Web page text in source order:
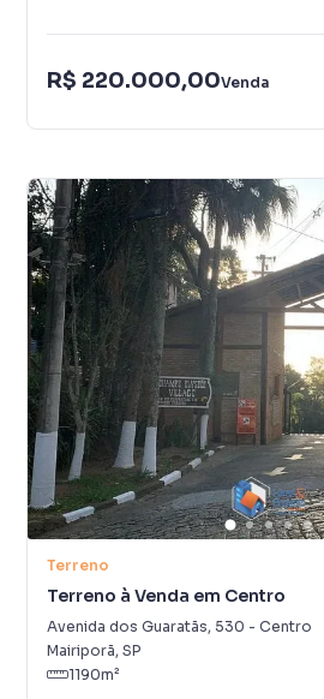
R$ 220.000,00Venda
Terreno
Terreno à Venda em Centro
Avenida dos Guaratãs, 530 - Centro
Mairiporã, SP
1190m²